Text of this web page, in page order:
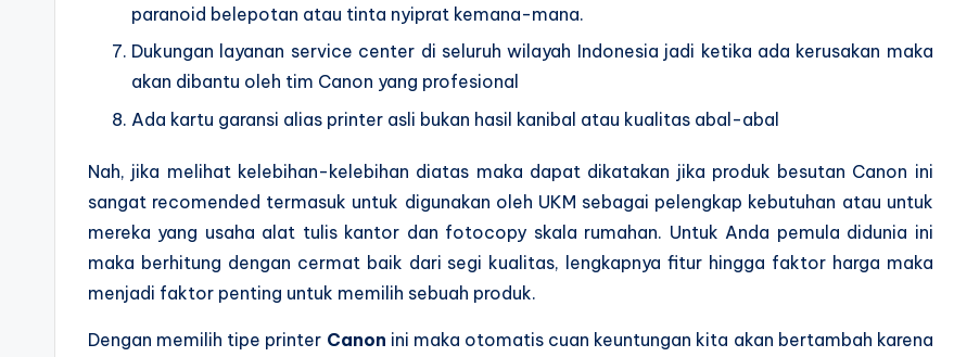
paranoid belepotan atau tinta nyiprat kemana-mana.
Dukungan layanan service center di seluruh wilayah Indonesia jadi ketika ada kerusakan maka
akan dibantu oleh tim Canon yang profesional
Ada kartu garansi alias printer asli bukan hasil kanibal atau kualitas abal-abal
Nah, jika melihat kelebihan-kelebihan diatas maka dapat dikatakan jika produk besutan Canon ini
sangat recomended termasuk untuk digunakan oleh UKM sebagai pelengkap kebutuhan atau untuk
mereka yang usaha alat tulis kantor dan fotocopy skala rumahan. Untuk Anda pemula didunia ini
maka berhitung dengan cermat baik dari segi kualitas, lengkapnya fitur hingga faktor harga maka
menjadi faktor penting untuk memilih sebuah produk.
Dengan memilih tipe printer Canon ini maka otomatis cuan keuntungan kita akan bertambah karena